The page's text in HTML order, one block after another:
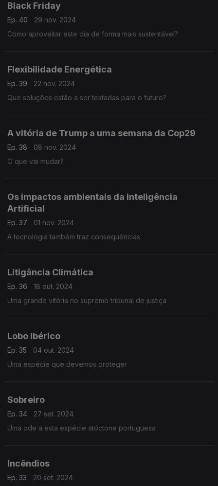
Black Friday
Ep. 40
29 nov. 2024
Como aproveitar este dia de forma mais sustentável?
Flexibilidade Energética
Ep. 39
22 nov. 2024
Que soluções estão a ser testadas para o futuro?
A vitória de Trump a uma semana da Cop29
Ep. 38
08 nov. 2024
O que vai mudar?
Os impactos ambientais da Inteligência
Artificial
Ep. 37
01 nov. 2024
A tecnologia também traz consequências
Litigância Climática
Ep. 36
18 out. 2024
Uma grande vitória no supremo tribunal de justiça
Lobo Ibérico
Ep. 35
04 out. 2024
Uma espécie que devemos proteger
Sobreiro
Ep. 34
27 set. 2024
Uma ode a esta espécie atóctone portuguesa
Incêndios
Ep. 33 20 set. 2024